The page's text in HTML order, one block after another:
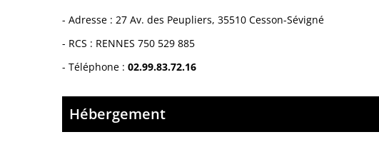
- Adresse : 27 Av. des Peupliers, 35510 Cesson-Sévigné
- RCS : RENNES 750 529 885
- Téléphone : 02.99.83.72.16
Hébergement